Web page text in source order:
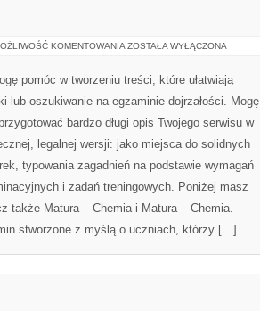
KOMENTOWANIA EGZAMIN
STUDIA
–
(WIEDZA
SPOŁECZEŃSTWIE)
ZOSTAŁA WYŁĄCZONA
pomóc w tworzeniu treści, które ułatwiają
lub oszukiwanie na egzaminie dojrzałości. Mogę
bardzo długi opis Twojego serwisu w
legalnej wersji: jako miejsca do solidnych
typowania zagadnień na podstawie wymagań
i zadań treningowych. Poniżej masz
także Matura – Chemia i Matura – Chemia.
stworzone z myślą o uczniach, którzy […]